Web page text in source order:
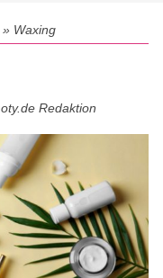
» Waxing
Redaktion